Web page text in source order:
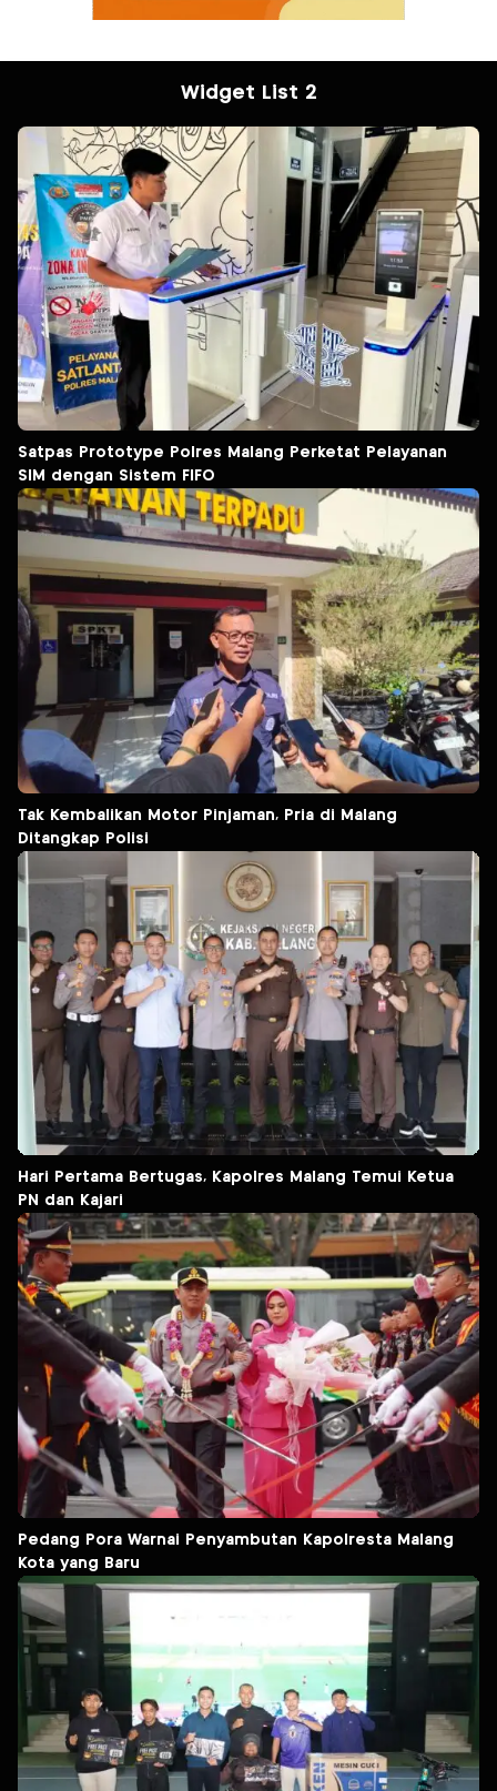
Widget List 2
Satpas Prototype Polres Malang Perketat Pelayanan
SIM dengan Sistem FIFO
Tak Kembalikan Motor Pinjaman, Pria di Malang
Ditangkap Polisi
Hari Pertama Bertugas, Kapolres Malang Temui Ketua
PN dan Kajari
Pedang Pora Warnai Penyambutan Kapolresta Malang
Kota yang Baru